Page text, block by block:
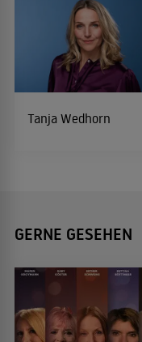
Tanja Wedhorn
GERNE GESEHEN